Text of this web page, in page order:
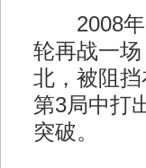
2008年
轮再战一场
北，被阻
第3局中打
突破。